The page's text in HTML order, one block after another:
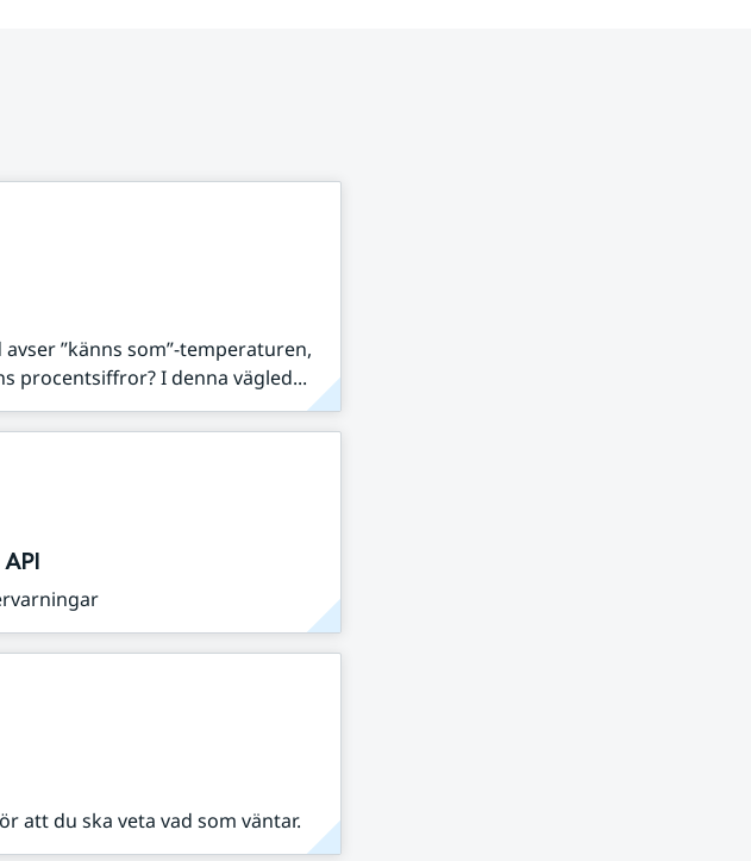
”känns som”-temperaturen,
procentsiffror? I denna vägled...
att du ska veta vad som väntar.